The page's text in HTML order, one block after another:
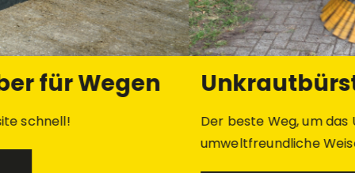
Unkrautbürste
Der beste Weg, um das Unkraut auf
umweltfreundliche Weise zu entfernen!